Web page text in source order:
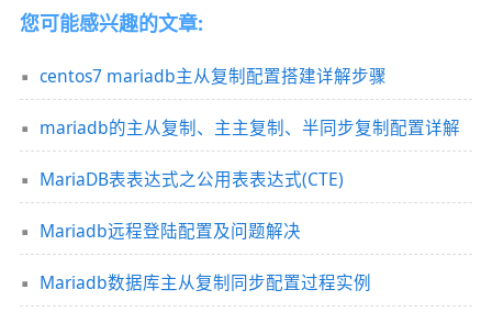
您可能感兴趣的文章:
centos7 mariadb主从复制配置搭建详解步骤
mariadb的主从复制、主主复制、半同步复制配置详解
MariaDB表表达式之公用表表达式(CTE)
Mariadb远程登陆配置及问题解决
Mariadb数据库主从复制同步配置过程实例